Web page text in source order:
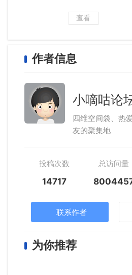
查看
作者信息
小嘀咕论
四维空间袋、热
友的聚集地
投稿次数 总访问量
14717
联系作者
为你推荐